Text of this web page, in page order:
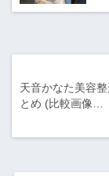
天音かなた美容
とめ (比較画像…